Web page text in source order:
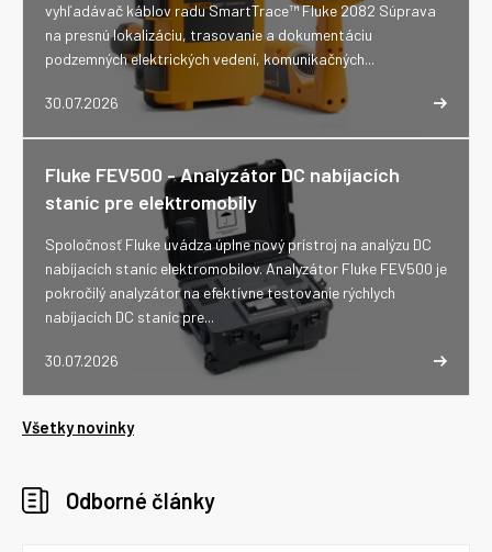
30.07.2026
vyhľadávač káblov radu SmartTrace™ Fluke 2082 Súprava
na presnú lokalizáciu, trasovanie a dokumentáciu
podzemných elektrických vedení, komunikačných...
Fluke FEV500 - Analyzátor DC nabíjacích
staníc pre elektromobily
30.07.2026
Spoločnosť Fluke uvádza úplne nový prístroj na analýzu DC
nabíjacích staníc elektromobilov. Analyzátor Fluke FEV500 je
pokročilý analyzátor na efektívne testovanie rýchlych
nabíjacích DC staníc pre...
Všetky novinky
Odborné články